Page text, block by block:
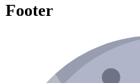
Footer